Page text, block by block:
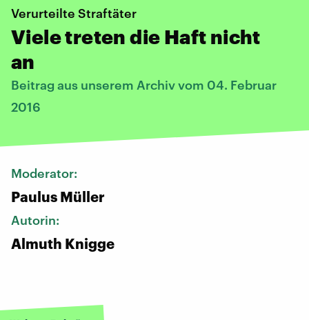
Verurteilte Straftäter
Viele treten die Haft nicht
an
Beitrag aus unserem Archiv vom 04. Februar
2016
Moderator:
Paulus Müller
Autorin:
Almuth Knigge